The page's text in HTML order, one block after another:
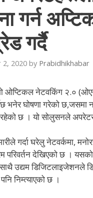
गर्न
गर्दै
2, 2020 by Prabidhikhabar
ओप्टिकल नेटवकिंग २.०
भनेर घोषणा गरेको छ,जसमा
छ । यो सोलुसनले
गर्दा घरेलु नेटवर्कमा,
परिवर्तन देखिएको छ ।
उद्यम डिजिटलाइजेशनले
निम्त्याएको छ ।